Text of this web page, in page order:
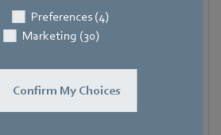
Preferences (4)
Marketing (30)
Confirm My Choices